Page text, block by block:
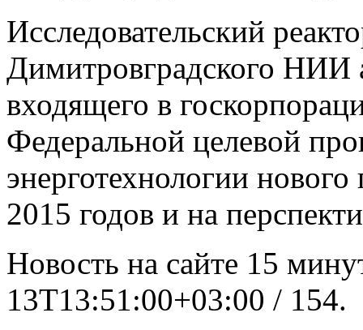
Исследовательский
Димитровградского
входящего в
Федеральной целевой
энерготехнологии
2015 годов и на
Новость на сайте 15
13T13:51:00+03:00 / 154.